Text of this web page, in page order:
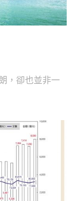
，卻也並非一